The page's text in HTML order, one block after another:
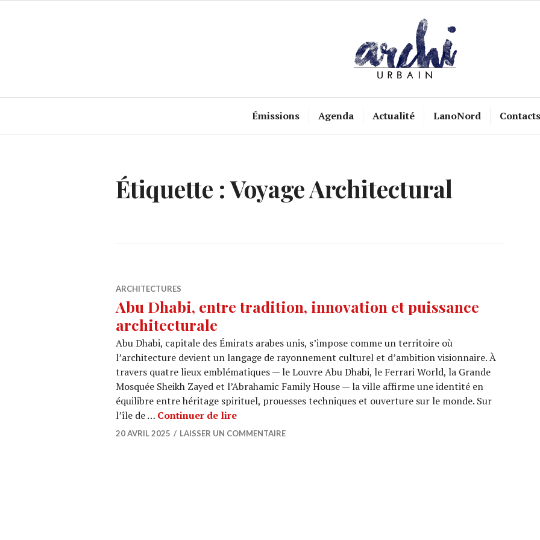
Émissions Agenda Actualité LanoNord Contacts
Étiquette :Voyage Architectural
ARCHITECTURES
Abu Dhabi, entre tradition, innovation et puissance
architecturale
Abu Dhabi, capitale des Émirats arabes unis, s’impose comme un territoire où
l’architecture devient un langage de rayonnement culturel et d’ambition visionnaire. À
travers quatre lieux emblématiques — le Louvre Abu Dhabi, le Ferrari World, la Grande
Mosquée Sheikh Zayed et l’Abrahamic Family House — la ville affirme une identité en
équilibre entre héritage spirituel, prouesses techniques et ouverture sur le monde. Sur
l’île de … Continuer de lireAbu Dhabi, entre tradition, innovation et puissance
20 AVRIL 2025 LAISSER UN COMMENTAIRE